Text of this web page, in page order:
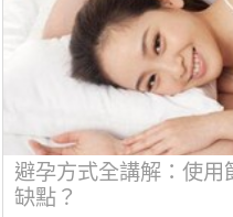
避孕方式全講解：使
缺點？